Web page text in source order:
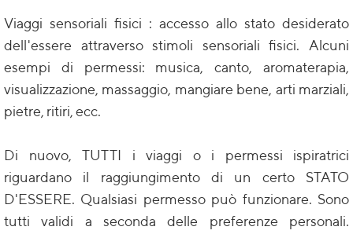
Viaggi sensoriali fisici : accesso allo stato desiderato
dell'essere attraverso stimoli sensoriali fisici. Alcuni
esempi di permessi: musica, canto, aromaterapia,
visualizzazione, massaggio, mangiare bene, arti marziali,
pietre, ritiri, ecc.
Di nuovo, TUTTI i viaggi o i permessi ispiratrici
riguardano il raggiungimento di un certo STATO
D'ESSERE. Qualsiasi permesso può funzionare. Sono
tutti validi a seconda delle preferenze personali.